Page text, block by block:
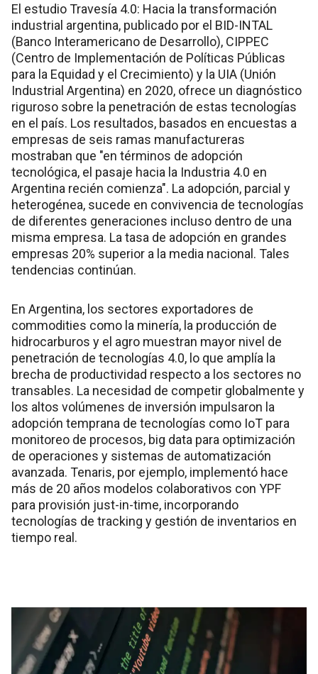
El estudio Travesía 4.0: Hacia la transformación
industrial argentina, publicado por el BID-INTAL
(Banco Interamericano de Desarrollo), CIPPEC
(Centro de Implementación de Políticas Públicas
para la Equidad y el Crecimiento) y la UIA (Unión
Industrial Argentina) en 2020, ofrece un diagnóstico
riguroso sobre la penetración de estas tecnologías
en el país. Los resultados, basados en encuestas a
empresas de seis ramas manufactureras
mostraban que "en términos de adopción
tecnológica, el pasaje hacia la Industria 4.0 en
Argentina recién comienza". La adopción, parcial y
heterogénea, sucede en convivencia de tecnologías
de diferentes generaciones incluso dentro de una
misma empresa. La tasa de adopción en grandes
empresas 20% superior a la media nacional. Tales
tendencias continúan.
En Argentina, los sectores exportadores de
commodities como la minería, la producción de
hidrocarburos y el agro muestran mayor nivel de
penetración de tecnologías 4.0, lo que amplía la
brecha de productividad respecto a los sectores no
transables. La necesidad de competir globalmente y
los altos volúmenes de inversión impulsaron la
adopción temprana de tecnologías como IoT para
monitoreo de procesos, big data para optimización
de operaciones y sistemas de automatización
avanzada. Tenaris, por ejemplo, implementó hace
más de 20 años modelos colaborativos con YPF
para provisión just-in-time, incorporando
tecnologías de tracking y gestión de inventarios en
tiempo real.